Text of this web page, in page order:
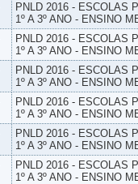
PNLD 2016 - ESCOLAS
1º A 3º ANO - ENSINO
PNLD 2016 - ESCOLAS
1º A 3º ANO - ENSINO
PNLD 2016 - ESCOLAS
1º A 3º ANO - ENSINO
PNLD 2016 - ESCOLAS
1º A 3º ANO - ENSINO
PNLD 2016 - ESCOLAS
1º A 3º ANO - ENSINO
PNLD 2016 - ESCOLAS
1º A 3º ANO - ENSINO